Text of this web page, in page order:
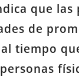
que
de
tiempo